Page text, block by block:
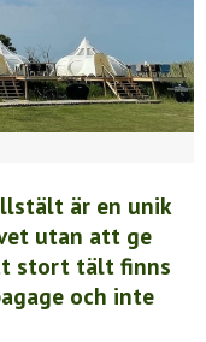
är en unik
utan att ge
stort tält finns
och inte